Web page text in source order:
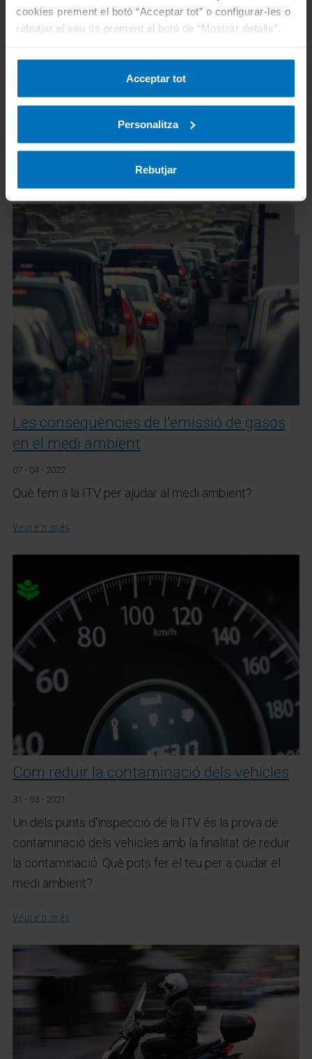
cookies prement el botó “Acceptar tot” o configurar-les o
rebutjar el seu ús prement el botó de “Mostrar detalls”.
Acceptar tot
Personalitza
Rebutjar
més de 12 anys. Actualment, responsable
de Comunicació i Màrketing d'ITV a TÜV
Les conseqüències de l'emissió de gasos
en el medi ambient
07 - 04 - 2022
Què fem a la ITV per ajudar al medi ambient?
Veure'n més
Com reduir la contaminació dels vehicles
31 - 03 - 2021
Un dels punts d'inspecció de la ITV és la prova de
contaminació dels vehicles amb la finalitat de reduir
la contaminació. Què pots fer el teu per a cuidar el
medi ambient?
Veure'n més